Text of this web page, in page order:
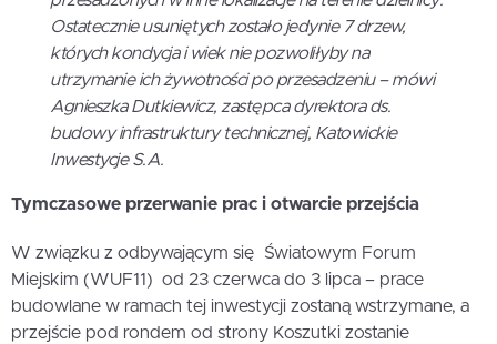
Ostatecznie usuniętych zostało jedynie 7 drzew,
których kondycja i wiek nie pozwoliłyby na
utrzymanie ich żywotności po przesadzeniu – mówi
Agnieszka Dutkiewicz, zastępca dyrektora ds.
budowy infrastruktury technicznej, Katowickie
Inwestycje S.A.
Tymczasowe przerwanie prac i otwarcie przejścia
W związku z odbywającym się Światowym Forum
Miejskim (WUF11) od 23 czerwca do 3 lipca – prace
budowlane w ramach tej inwestycji zostaną wstrzymane, a
przejście pod rondem od strony Koszutki zostanie